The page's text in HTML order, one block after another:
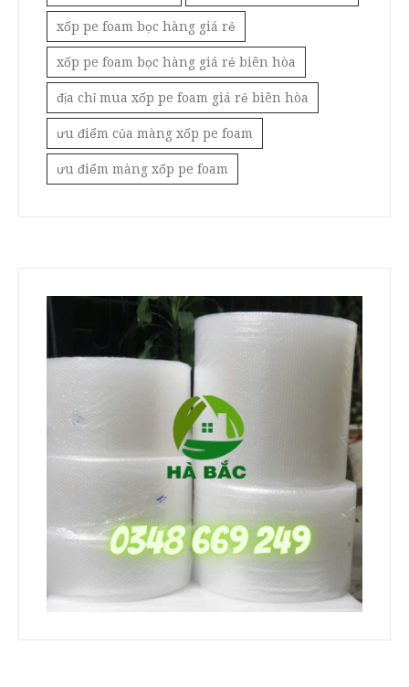
xốp pe foam bọc hàng giá rẻ
xốp pe foam bọc hàng giá rẻ biên hòa
địa chỉ mua xốp pe foam giá rẻ biên hòa
ưu điểm của màng xốp pe foam
ưu điểm màng xốp pe foam